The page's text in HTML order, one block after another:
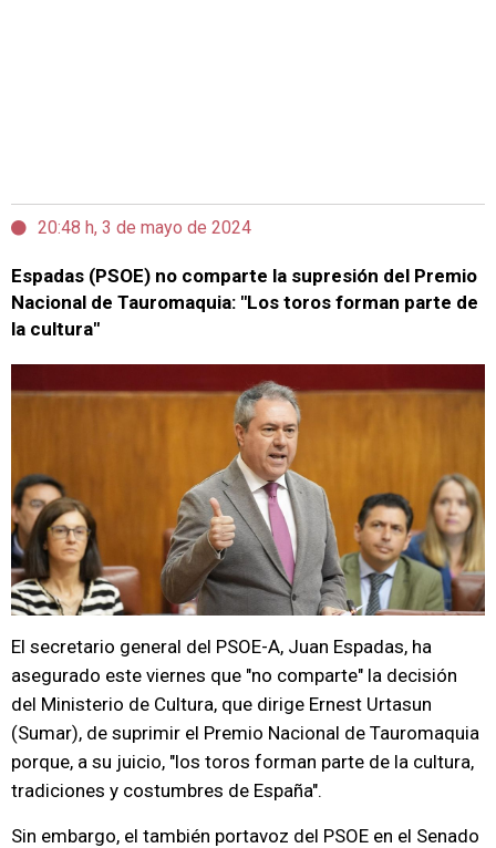
20:48 h, 3 de mayo de 2024
Espadas (PSOE) no comparte la supresión del Premio
Nacional de Tauromaquia: "Los toros forman parte de
la cultura"
El secretario general del PSOE-A, Juan Espadas, ha
asegurado este viernes que "no comparte" la decisión
del Ministerio de Cultura, que dirige Ernest Urtasun
(Sumar), de suprimir el Premio Nacional de Tauromaquia
porque, a su juicio, "los toros forman parte de la cultura,
tradiciones y costumbres de España".
Sin embargo, el también portavoz del PSOE en el Senado